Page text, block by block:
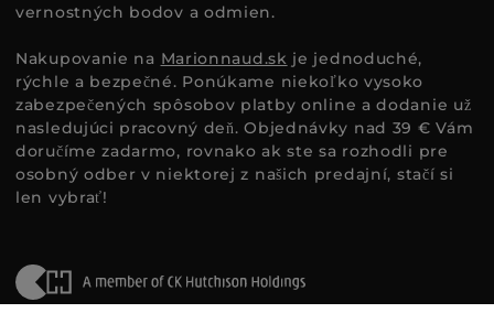
vernostných bodov a odmien.
Nakupovanie na Marionnaud.sk je jednoduché,
rýchle a bezpečné. Ponúkame niekoľko vysoko
zabezpečených spôsobov platby online a dodanie už
nasledujúci pracovný deň. Objednávky nad 39 € Vám
doručíme zadarmo, rovnako ak ste sa rozhodli pre
osobný odber v niektorej z našich predajní, stačí si
len vybrať!